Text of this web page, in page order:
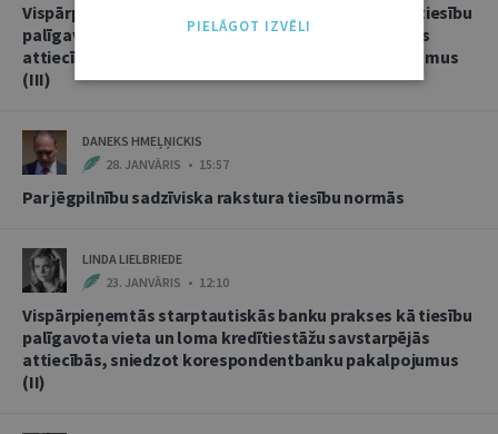
Vispārpieņemtās starptautiskās banku prakses kā tiesību
palīgavota vieta un loma kredītiestāžu savstarpējās
attiecībās, sniedzot korespondentbanku pakalpojumus
(III)
DANEKS HMEĻŅICKIS
28. JANVĀRIS • 15:57
Par jēgpilnību sadzīviska rakstura tiesību normās
LINDA LIELBRIEDE
23. JANVĀRIS • 12:10
Vispārpieņemtās starptautiskās banku prakses kā tiesību
palīgavota vieta un loma kredītiestāžu savstarpējās
attiecībās, sniedzot korespondentbanku pakalpojumus
(II)
PIELĀGOT IZVĒLI